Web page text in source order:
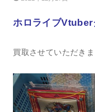
ホロライブVtuber
買取させていただきま